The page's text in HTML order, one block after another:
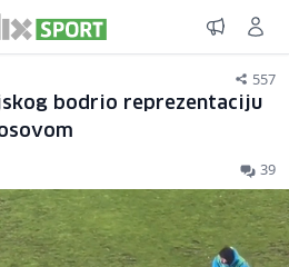
557
bodrio reprezentaciju
39